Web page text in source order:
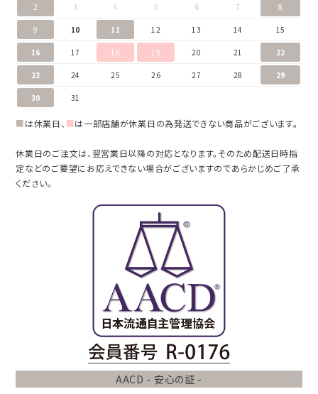
2 3 4 5 6 7 8
9 10 11 12 13 14 15
16 17 18 19 20 21 22
23 24 25 26 27 28 29
30 31
■は休業日、 ■は一部店舗が休業日の為発送できない商品がございます。
休業日のご注文は、翌営業日以降の対応となります。そのため配送日時指
定などのご要望にお応えできない場合がございますのであらかじめご了承
ください。
AACD - 安心の証 -